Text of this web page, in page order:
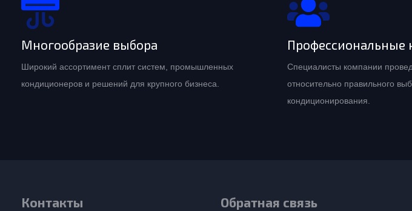
Многообразие выбора
Широкий ассортимент сплит систем, промышленных
кондиционеров и решений для крупного бизнеса.
Профессиональные
Специалисты компании
относительно правильного
кондиционирования.
Контакты Обратная связь